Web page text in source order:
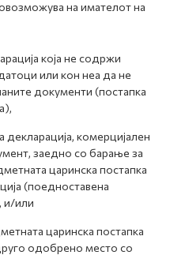
на имателот на
која не содржи
или кон неа да не
документи (постапка
комерцијален
заедно со барање за
царинска постапка
(поедноставена
и/или
царинска постапка
одобрено место со